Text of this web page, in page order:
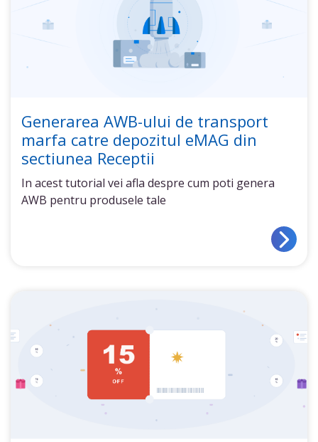
Generarea AWB-ului de transport
marfa catre depozitul eMAG din
sectiunea Receptii
In acest tutorial vei afla despre cum poti genera
AWB pentru produsele tale